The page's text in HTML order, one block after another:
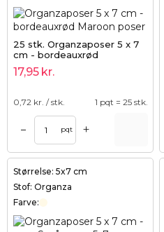
25 stk. Organzaposer 5 x 7
cm - bordeauxrød
17,95 kr.
0,72 kr. / stk. 1 pqt = 25 stk.
– pqt +
Størrelse: 5x7 cm
Stof: Organza
Farve: